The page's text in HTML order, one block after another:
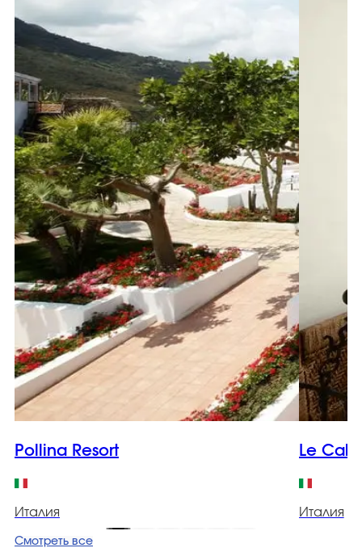
Pollina Resort
Италия
Le
Италия
Смотреть все